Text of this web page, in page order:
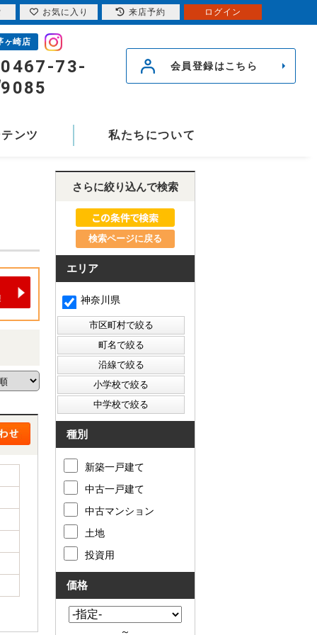
ヶ崎店
0467-73-
9085
会員登録はこちら
ンツ 私たちについて
さらに絞り込んで検索
検索ページに戻る
エリア
神奈川県
種別
新築一戸建て
中古一戸建て
中古マンション
土地
投資用
価格
～
お気に入り 来店予約 ログイン